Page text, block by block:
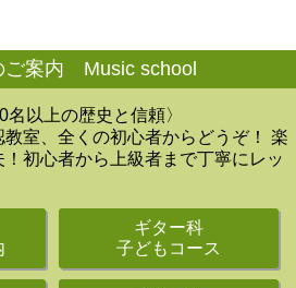
ご案内 Music school
名以上の歴史と信頼〉
室、全くの初心者からどうぞ！ 楽
初心者から上級者まで丁寧にレッ
ギター科
子どもコース